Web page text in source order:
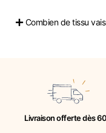
Combien de tissu
Livraison offerte dès